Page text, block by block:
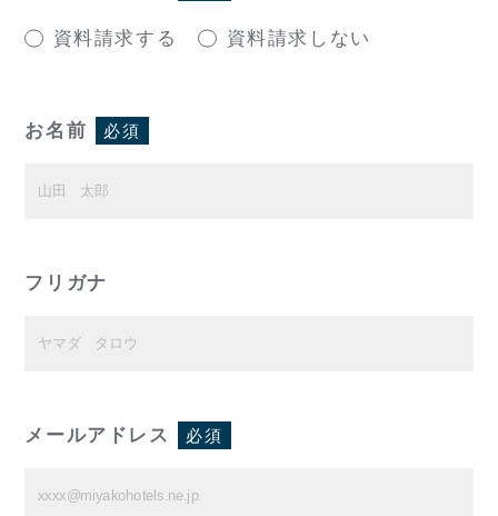
資料請求する 資料請求しない
お名前 必須
フリガナ
メールアドレス 必須